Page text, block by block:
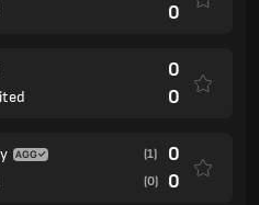
0
0
0
(1) 0
(0) 0